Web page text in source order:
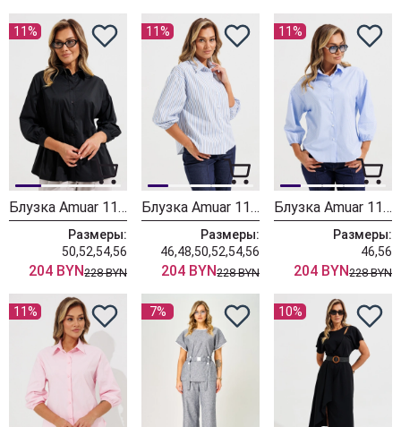
11%
Блузка Amuar 1134 черный
Размеры:
50,52,54,56
204 BYN228 BYN
11%
Блузка Amuar 1135 мультиколор
Размеры:
46,48,50,52,54,56
204 BYN228 BYN
11%
Блузка Amuar 1135 голубой + полоска
Размеры:
46,56
204 BYN228 BYN
11% 7% 10%